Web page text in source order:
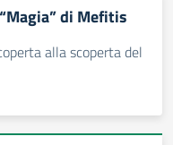
di Mefitis
alla scoperta del